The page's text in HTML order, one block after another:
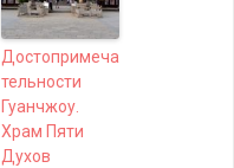
Достопримеча
тельности
Гуанчжоу.
Храм Пяти
Духов